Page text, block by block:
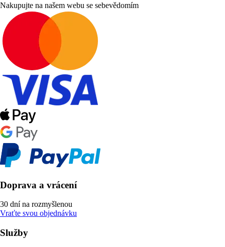
Nakupujte na našem webu se sebevědomím
Doprava a vrácení
30 dní na rozmyšlenou
Vraťte svou objednávku
Služby